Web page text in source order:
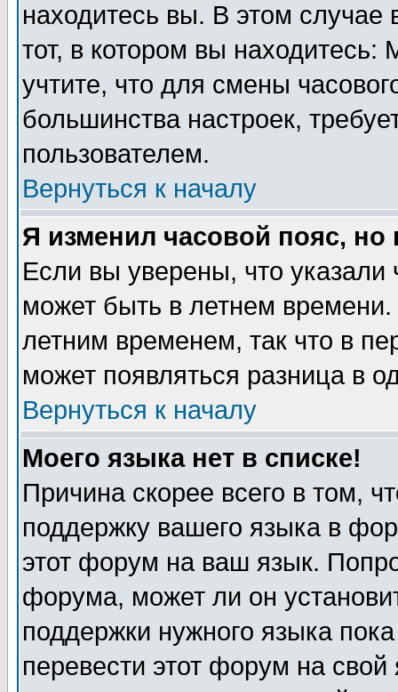
находитесь вы. В этом
тот, в котором вы
учтите, что для смены
большинства настроек,
пользователем.
Вернуться к началу
Я изменил часовой пояс,
Если вы уверены, что указали
может быть в летнем
летним временем, так что в
может появляться разница в
Вернуться к началу
Моего языка нет в списке!
Причина скорее всего в том,
поддержку вашего языка в
этот форум на ваш язык.
форума, может ли он
поддержки нужного языка
перевести этот форум на